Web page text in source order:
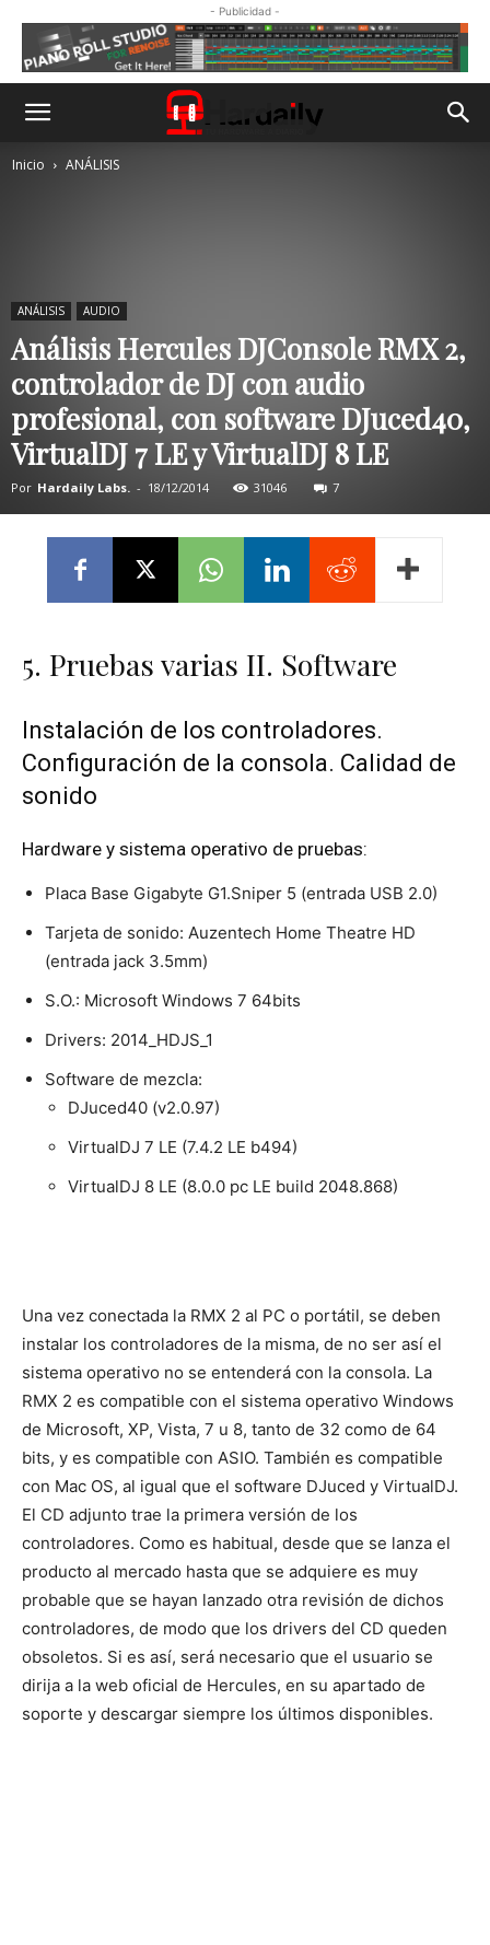
- Publicidad -
Inicio ANÁLISIS
ANÁLISIS AUDIO
Análisis Hercules DJConsole RMX 2,
controlador de DJ con audio
profesional, con software DJuced40,
VirtualDJ 7 LE y VirtualDJ 8 LE
Por Hardaily Labs. - 18/12/2014 31046 7
5. Pruebas varias II. Software
Instalación de los controladores.
Configuración de la consola. Calidad de
sonido
Hardware y sistema operativo de pruebas:
Placa Base Gigabyte G1.Sniper 5 (entrada USB 2.0)
Tarjeta de sonido: Auzentech Home Theatre HD
(entrada jack 3.5mm)
S.O.: Microsoft Windows 7 64bits
Drivers: 2014_HDJS_1
Software de mezcla:
DJuced40 (v2.0.97)
VirtualDJ 7 LE (7.4.2 LE b494)
VirtualDJ 8 LE (8.0.0 pc LE build 2048.868)
Una vez conectada la RMX 2 al PC o portátil, se deben
instalar los controladores de la misma, de no ser así el
sistema operativo no se entenderá con la consola. La
RMX 2 es compatible con el sistema operativo Windows
de Microsoft, XP, Vista, 7 u 8, tanto de 32 como de 64
bits, y es compatible con ASIO. También es compatible
con Mac OS, al igual que el software DJuced y VirtualDJ.
El CD adjunto trae la primera versión de los
controladores. Como es habitual, desde que se lanza el
producto al mercado hasta que se adquiere es muy
probable que se hayan lanzado otra revisión de dichos
controladores, de modo que los drivers del CD queden
obsoletos. Si es así, será necesario que el usuario se
dirija a la web oficial de Hercules, en su apartado de
soporte y descargar siempre los últimos disponibles.